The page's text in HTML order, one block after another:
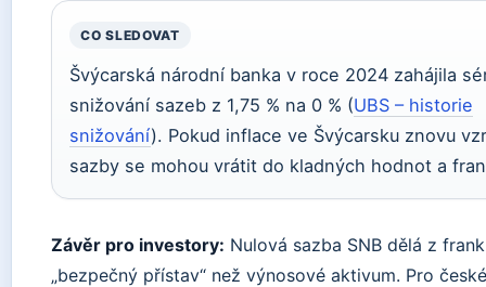
CO SLEDOVAT
Švýcarská národní banka v roce 2024 zahájila
snižování sazeb z 1,75 % na 0 % (UBS – historie
snižování). Pokud inflace ve Švýcarsku znovu
sazby se mohou vrátit do kladných hodnot a
Závěr pro investory: Nulová sazba SNB dělá z
„bezpečný přístav“ než výnosové aktivum. Pro